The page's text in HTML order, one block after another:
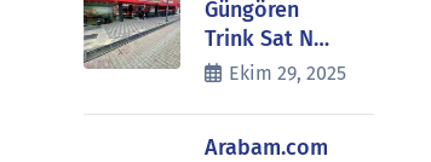
Güngören
Trink Sat N…
Ekim 29, 2025
Arabam.com